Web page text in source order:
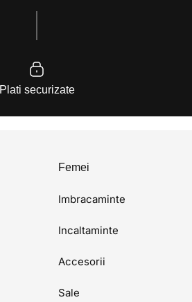
Plati securizate
Femei
Imbracaminte
Incaltaminte
Accesorii
Sale